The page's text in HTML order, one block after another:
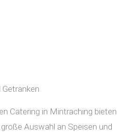
Catering in Mintraching bieten
Auswahl an Speisen und